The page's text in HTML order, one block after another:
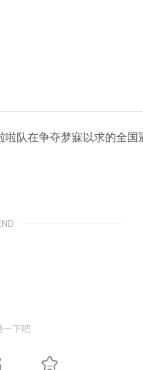
队在争夺梦寐以求的全
一下吧